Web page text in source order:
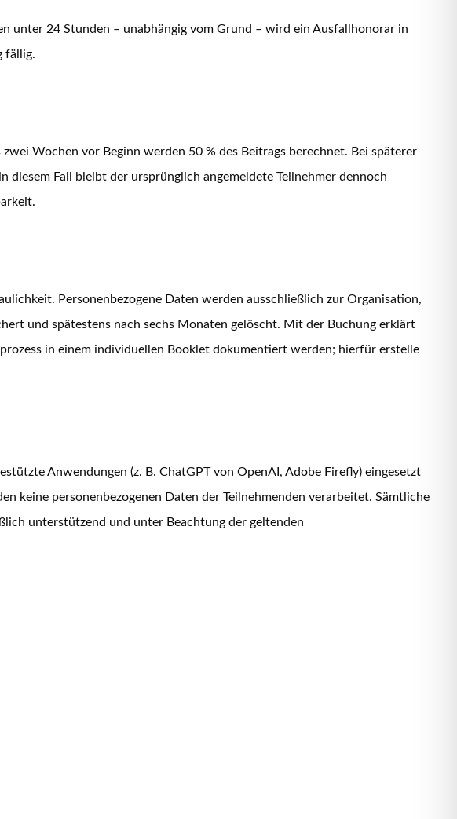
unter 24 Stunden – unabhängig vom Grund – wird ein Ausfallhonorar in
fällig.
Wochen vor Beginn werden 50 % des Beitrags berechnet. Bei späterer
Fall bleibt der ursprünglich angemeldete Teilnehmer dennoch
Personenbezogene Daten werden ausschließlich zur Organisation,
und spätestens nach sechs Monaten gelöscht. Mit der Buchung erklärt
in einem individuellen Booklet dokumentiert werden; hierfür erstelle
Anwendungen (z. B. ChatGPT von OpenAI, Adobe Firefly) eingesetzt
keine personenbezogenen Daten der Teilnehmenden verarbeitet. Sämtliche
unterstützend und unter Beachtung der geltenden